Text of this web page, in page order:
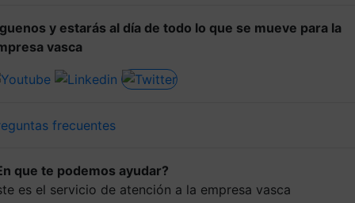
y estarás al día de todo lo que se mueve para la
vasca
frecuentes
que te podemos ayudar?
es el servicio de atención a la empresa vasca